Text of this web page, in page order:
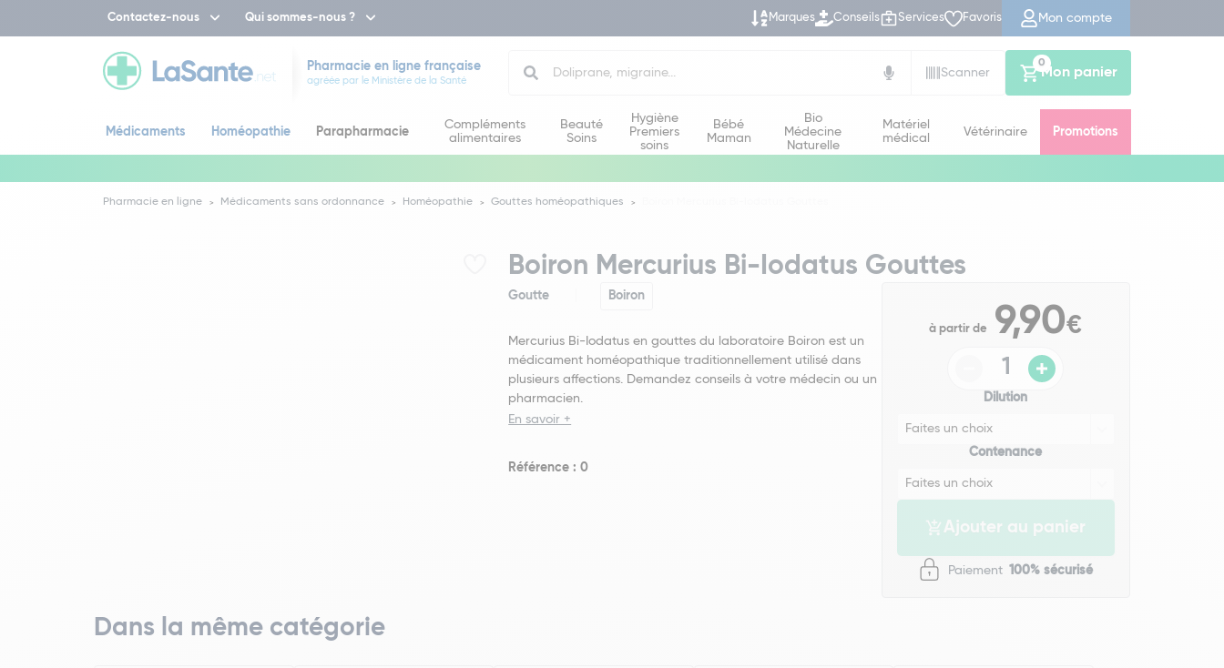
Contactez-nous Qui sommes-nous ? Marques Conseils Services Favoris Mon compte
Pharmacie en ligne française
agréée par le Ministère de la Santé
Scanner
Mon panier
0
Médicaments Homéopathie Parapharmacie
Compléments
alimentaires
Beauté
Soins
Hygiène
Premiers
soins
Bébé
Maman
Bio
Médecine
Naturelle
Matériel
médical
Vétérinaire Promotions
Pharmacie en ligne Médicaments sans ordonnance Homéopathie Gouttes homéopathiques
Boiron Mercurius Bi-Iodatus Gouttes
Goutte Boiron
Mercurius Bi-Iodatus en gouttes du laboratoire Boiron est un
médicament homéopathique traditionnellement utilisé dans
plusieurs affections. Demandez conseils à votre médecin ou un
pharmacien.
En savoir +
Référence : 0
à partir de 9,90€
Dilution
Contenance
Ajouter au panier
Paiement 100% sécurisé
Dans la même catégorie